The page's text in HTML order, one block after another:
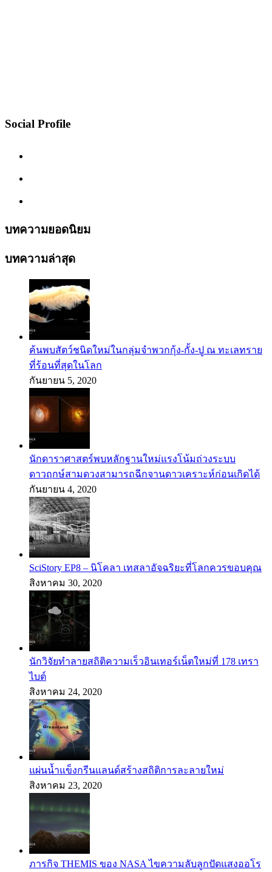
Social Profile
บทความยอดนิยม
บทความล่าสุด
ค้นพบสัตว์ชนิดใหม่ในกลุ่มจำพวกกุ้ง-กั้ง-ปู ณ ทะเลทราย
ที่ร้อนที่สุดในโลก
กันยายน 5, 2020
นักดาราศาสตร์พบหลักฐานใหม่แรงโน้มถ่วงระบบ
ดาวฤกษ์สามดวงสามารถฉีกจานดาวเคราะห์ก่อนเกิดได้
กันยายน 4, 2020
SciStory EP8 – นิโคลา เทสลาอัจฉริยะที่โลกควรขอบคุณ
สิงหาคม 30, 2020
นักวิจัยทำลายสถิติความเร็วอินเทอร์เน็ตใหม่ที่ 178 เทรา
ไบต์
สิงหาคม 24, 2020
แผ่นน้ำแข็งกรีนแลนด์สร้างสถิติการละลายใหม่
สิงหาคม 23, 2020
ภารกิจ THEMIS ของ NASA ไขความลับลูกปัดแสงออโร